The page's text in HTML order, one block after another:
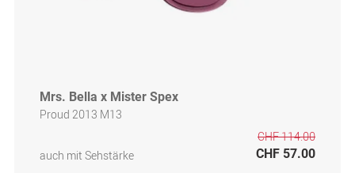
Mrs. Bella x Mister Spex
Proud 2013 M13
auch mit Sehstärke
CHF 114.00
CHF 57.00